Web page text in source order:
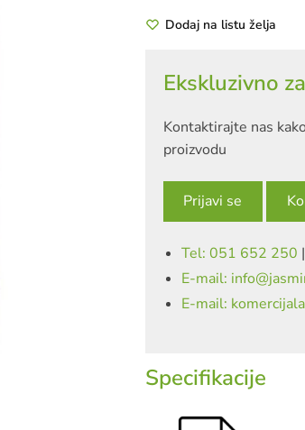
Dodaj na listu želja
Ekskluzivno
Kontaktirajte nas
proizvodu
Prijavi se
Tel: 051 652 250 |
E-mail:
E-mail:
Specifikacije